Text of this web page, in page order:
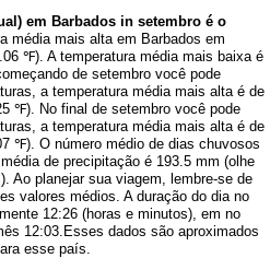
em Barbados in setembro é o
média mais alta em Barbados em
℉). A temperatura média mais baixa é
de setembro você pode
a temperatura média mais alta é de
℉). No final de setembro você pode
a temperatura média mais alta é de
℉). O número médio de dias chuvosos
de precipitação é 193.5 mm (olhe
). Ao planejar sua viagem, lembre-se de
valores médios. A duração do dia no
12:26 (horas e minutos), em no
12:03.Esses dados são aproximados
esse país.